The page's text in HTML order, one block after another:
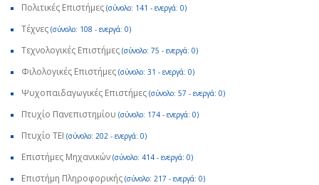
Πολιτικές Επιστήμες (σύνολο: 141 - ενεργά: 0)
Τέχνες (σύνολο: 108 - ενεργά: 0)
Τεχνολογικές Επιστήμες (σύνολο: 75 - ενεργά: 0)
Φιλολογικές Επιστήμες (σύνολο: 31 - ενεργά: 0)
Ψυχοπαιδαγωγικές Επιστήμες (σύνολο: 57 - ενεργά: 0)
Πτυχίο Πανεπιστημίου (σύνολο: 174 - ενεργά: 0)
Πτυχίο ΤΕΙ (σύνολο: 202 - ενεργά: 0)
Επιστήμες Μηχανικών (σύνολο: 414 - ενεργά: 0)
Επιστήμη Πληροφορικής (σύνολο: 217 - ενεργά: 0)